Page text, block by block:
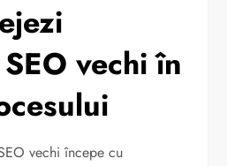
vechi în
vechi începe cu